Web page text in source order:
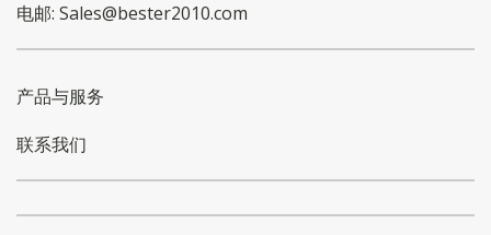
电邮: Sales@bester2010.com
产品与服务
联系我们